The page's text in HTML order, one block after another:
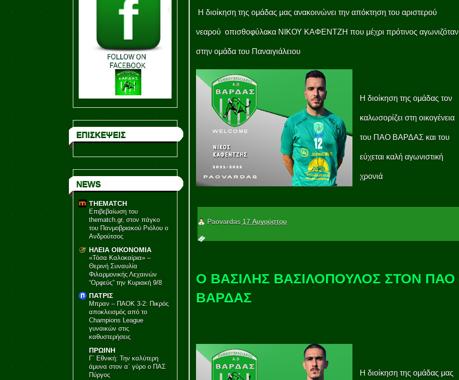
ΕΠΙΣΚΕΨΕΙΣ
NEWS
THEMATCH
Επιβεβαίωση του
thematch.gr, στον πάγκο
του Πανμοβριακού Ριόλου ο
Ανδρούτσος
ΗΛΕΙΑ ΟΙΚΟΝΟΜΙΑ
«Τόσα Καλοκαίρια» –
Θερινή Συναυλία
Φιλαρμονικής Λεχαινών
“Ορφεύς” την Κυριακή 9/8
ΠΑΤΡΙΣ
Μπραν – ΠΑΟΚ 3-2: Πικρός
αποκλεισμός από το
Champions League
γυναικών στις
καθυστερήσεις
ΠΡΩΙΝΗ
Γ΄ Εθνική: Την καλύτερη
άμυνα στον α΄ γύρο ο ΠΑΣ
Πύργος
Η διοίκηση της ομάδας μας ανακοινώνει την απόκτηση του αριστερού
νεαρού οπισθοφύλακα ΝΙΚΟΥ ΚΑΦΕΝΤΖΗ που μέχρι πρότινος αγωνιζόταν
στην ομάδα του Παναιγιάλειου
Η διοίκηση της ομάδας τον
καλωσορίζει στη οικογένεια
του ΠΑΟ ΒΑΡΔΑΣ και του
εύχεται καλή αγωνιστική
χρονιά
Paovardas 17 Αυγούστου
Ο ΒΑΣΙΛΗΣ ΒΑΣΙΛΟΠΟΥΛΟΣ ΣΤΟΝ ΠΑΟ
ΒΑΡΔΑΣ
Η διοίκηση της ομάδας μας